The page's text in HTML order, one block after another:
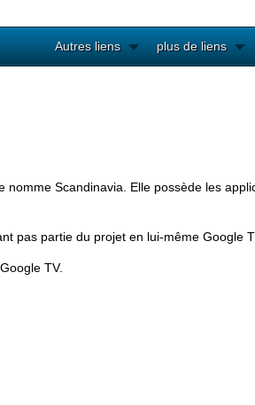
plus de liens
Autres liens
Scandinavia. Elle possède les
pas partie du projet en lui-même Google
TV.